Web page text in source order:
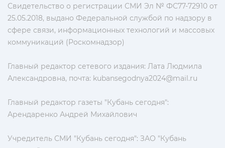
Свидетельство о регистрации СМИ Эл № ФС77-72910 от
25.05.2018, выдано Федеральной службой по надзору в
сфере связи, информационных технологий и массовых
коммуникаций (Роскомнадзор)
Главный редактор сетевого издания: Лата Людмила
Александровна, почта: kubansegodnya2024@mail.ru
Главный редактор газеты "Кубань сегодня":
Арендаренко Андрей Михайлович
Учредитель СМИ "Кубань сегодня": ЗАО "Кубань